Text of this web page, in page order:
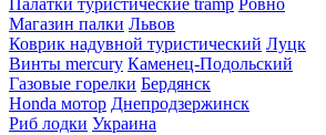
Палатки туристические tramp Ровно
Магазин палки Львов
Коврик надувной туристический Луцк
Винты mercury Каменец-Подольский
Газовые горелки Бердянск
Honda мотор Днепродзержинск
Риб лодки Украина